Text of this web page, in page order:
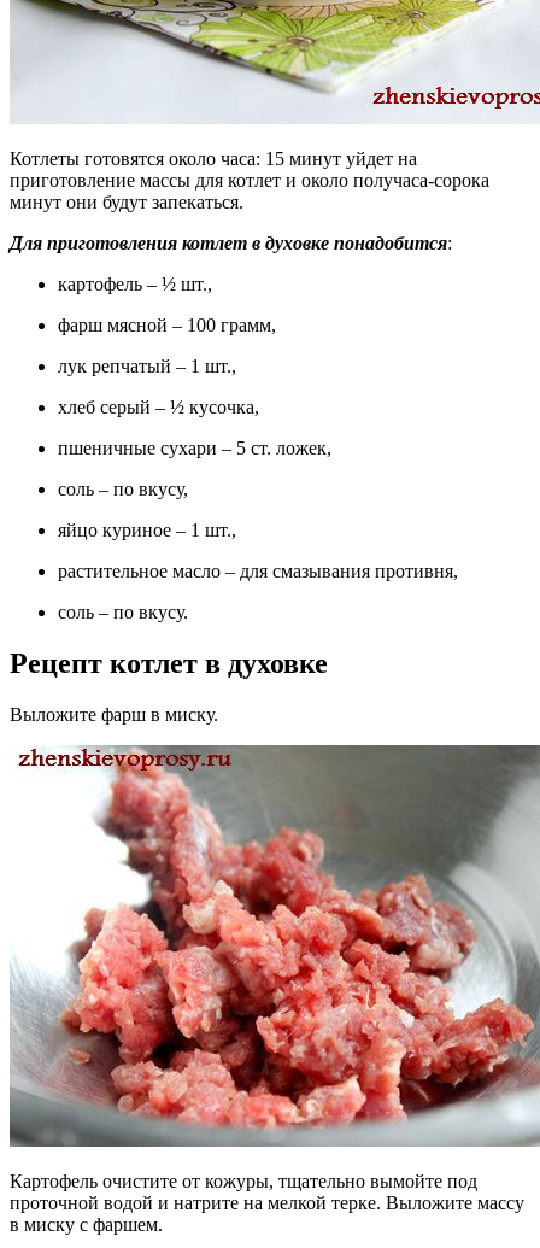
Котлеты готовятся около часа: 15 минут уйдет на
приготовление массы для котлет и около получаса-сорока
минут они будут запекаться.
Для приготовления котлет в духовке понадобится:
картофель – ½ шт.,
фарш мясной – 100 грамм,
лук репчатый – 1 шт.,
хлеб серый – ½ кусочка,
пшеничные сухари – 5 ст. ложек,
соль – по вкусу,
яйцо куриное – 1 шт.,
растительное масло – для смазывания противня,
соль – по вкусу.
Рецепт котлет в духовке
Выложите фарш в миску.
Картофель очистите от кожуры, тщательно вымойте под
проточной водой и натрите на мелкой терке. Выложите массу
в миску с фаршем.